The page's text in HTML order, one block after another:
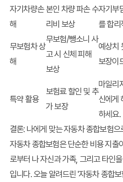
자기차량손
해
본인 차량 파손 수
리비 보상
자기부
를 합리
무보험차 상
해
무보험/뺑소니 사
고 시 신체 피해
보상
예상치
보장이
특약 활용
보험료 할인 및 추
가 보장
마일리
신에게
하세요.
결론: 나에게 맞는 자동차 종합보험으
자동차 종합보험은 단순한 비용 지출
로부터 나 자신과 가족, 그리고 타인
입니다. 오늘 알려드린 '자동차 종합